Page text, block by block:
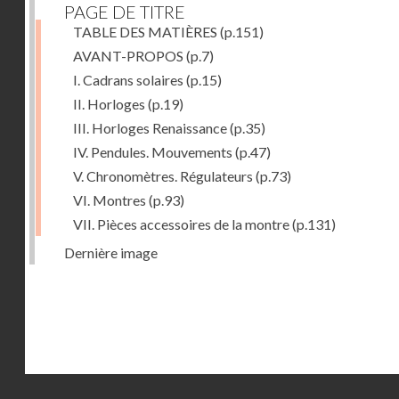
PAGE DE TITRE
TABLE DES MATIÈRES (p.151)
AVANT-PROPOS (p.7)
I. Cadrans solaires (p.15)
II. Horloges (p.19)
III. Horloges Renaissance(p.35)
IV. Pendules. Mouvements (p.47)
V. Chronomètres. Régulateurs (p.73)
VI. Montres (p.93)
VII. Pièces accessoires de la montre(p.131)
Dernière image